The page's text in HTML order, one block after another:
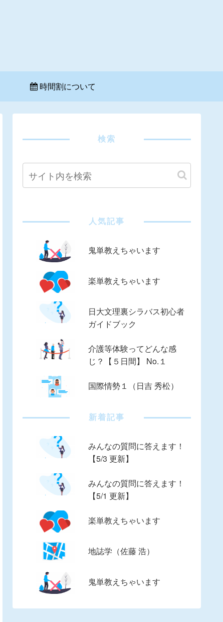
時間割について
検索
人気記事
鬼単教えちゃいます
楽単教えちゃいます
日大文理裏シラバス初心者
ガイドブック
介護等体験ってどんな感
じ？【５日間】 No.１
国際情勢１（日吉 秀松）
新着記事
みんなの質問に答えます！
【5/3 更新】
みんなの質問に答えます！
【5/1 更新】
楽単教えちゃいます
地誌学（佐藤 浩）
鬼単教えちゃいます